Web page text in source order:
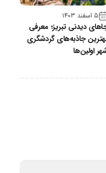
۵ اسفند ۱۴۰۳
دیدنی تبریز؛ معرفی
جاذبه‌های گردشگری
اولین‌ها